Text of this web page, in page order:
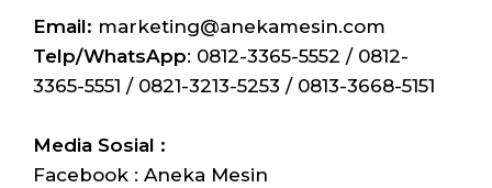
Email: marketing@anekamesin.com
Telp/WhatsApp: 0812-3365-5552 / 0812-
3365-5551 / 0821-3213-5253 / 0813-3668-5151
Media Sosial :
Facebook : Aneka Mesin